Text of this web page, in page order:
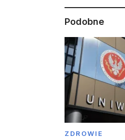
Podobne
ZDROWIE